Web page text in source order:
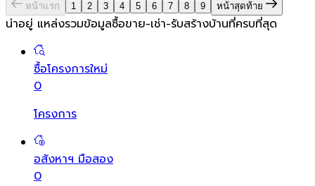
หน้าแรก 1 2 3 4 5 6 7 8 9 หน้าสุดท้าย
น่าอยู่ แหล่งรวมข้อมูลซื้อขาย-เช่า-รับสร้างบ้านที่ครบที่สุด
ซื้อโครงการใหม่
0
โครงการ
อสังหาฯ มือสอง
0